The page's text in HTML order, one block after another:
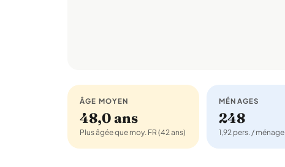
ÂGE MOYEN
48,0 ans
Plus âgée que moy. FR (42 ans)
MÉNAGES
248
1,92 pers. / ménage